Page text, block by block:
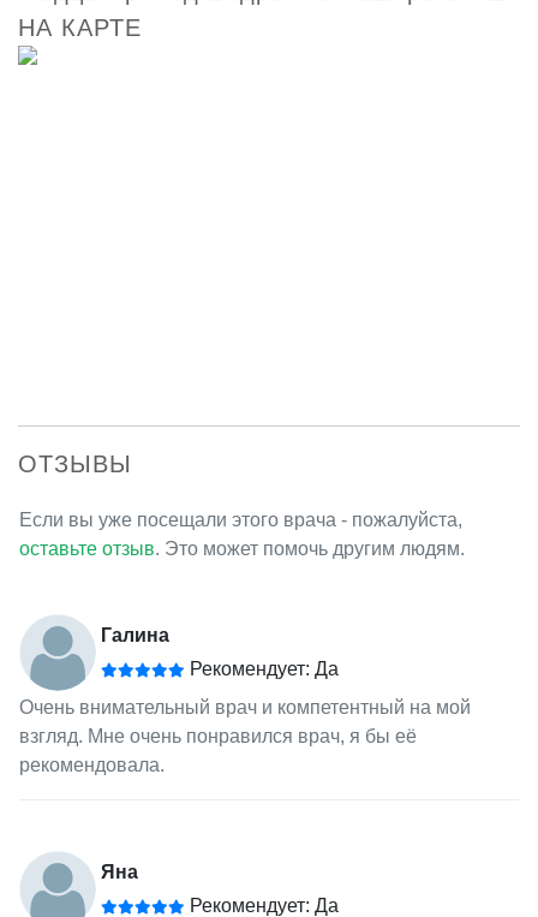
НА КАРТЕ
ОТЗЫВЫ
Если вы уже посещали этого врача - пожалуйста,
оставьте отзыв. Это может помочь другим людям.
Галина
Рекомендует: Да
Очень внимательный врач и компетентный на мой
взгляд. Мне очень понравился врач, я бы её
рекомендовала.
Яна
Рекомендует: Да